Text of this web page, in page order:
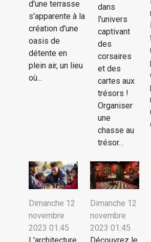
d'une terrasse
s'apparente à la
création d'une
oasis de
détente en
plein air, un lieu
où...
dans
l'univers
captivant
des
corsaires
et des
cartes aux
trésors !
Organiser
une
chasse au
trésor...
Dimanche 12
novembre
2023 01:45
Dimanche 12
novembre
2023 01:45